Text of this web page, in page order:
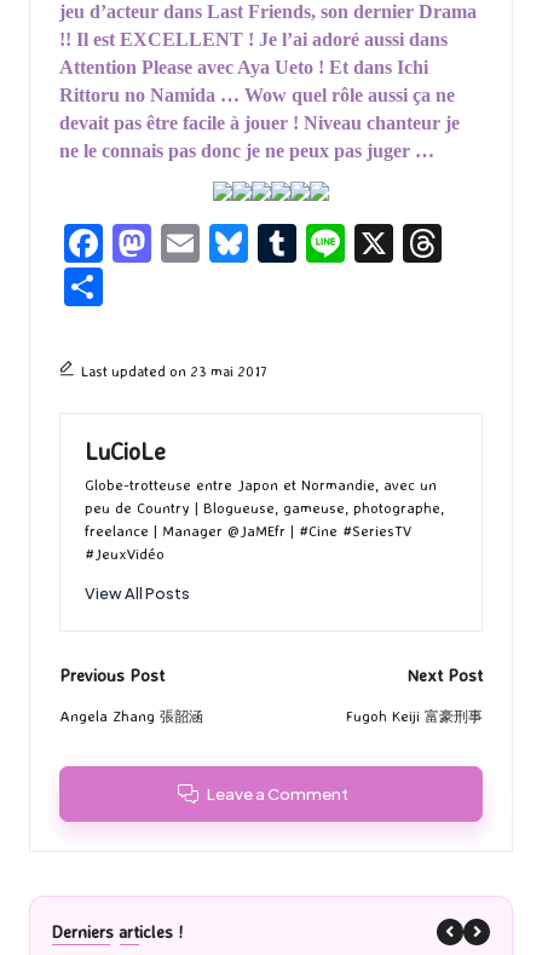
jeu d’acteur dans Last Friends, son dernier Drama
!! Il est EXCELLENT ! Je l’ai adoré aussi dans
Attention Please avec Aya Ueto ! Et dans Ichi
Rittoru no Namida … Wow quel rôle aussi ça ne
devait pas être facile à jouer ! Niveau chanteur je
ne le connais pas donc je ne peux pas juger …
Fa
o
k
M
d
n
E
l
Bl
ky
T
Li X
ta
er
Last updated on 23 mai 2017
LuCioLe
Globe-trotteuse entre Japon et Normandie, avec un
peu de Country | Blogueuse, gameuse, photographe,
freelance | Manager @JaMEfr | #Cine #SeriesTV
#JeuxVidéo
View All Posts
Post
navigation
Previous Post
Angela Zhang 張韶涵
Next Post
Fugoh Keiji 富豪刑事
Leave a Comment
Derniers articles !